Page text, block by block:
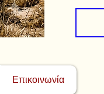
Επικοινωνία